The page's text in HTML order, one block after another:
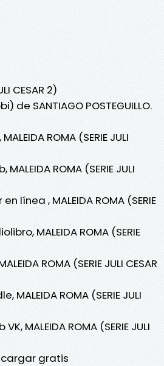
CESAR 2)
SANTIAGO POSTEGUILLO.
ROMA (SERIE JULI
ROMA (SERIE JULI
línea , MALEIDA ROMA (SERIE
MALEIDA ROMA (SERIE
ROMA (SERIE JULI CESAR
ROMA (SERIE JULI
MALEIDA ROMA (SERIE JULI
gratis